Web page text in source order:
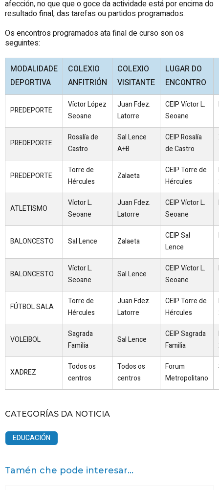
afección, no que que o goce da actividade está por encima do
resultado final, das tarefas ou partidos programados.
Os encontros programados ata final de curso son os
seguintes:
MODALIDADE
DEPORTIVA
COLEXIO
ANFITRIÓN
COLEXIO
VISITANTE
LUGAR DO
ENCONTRO
PREDEPORTE
Víctor López
Seoane
Juan Fdez.
Latorre
CEIP Víctor L.
Seoane
PREDEPORTE
Rosalía de
Castro
Sal Lence
A+B
CEIP Rosalía
de Castro
PREDEPORTE
Torre de
Hércules
Zalaeta
CEIP Torre de
Hércules
ATLETISMO
Víctor L.
Seoane
Juan Fdez.
Latorre
CEIP Víctor L.
Seoane
BALONCESTO Sal Lence Zalaeta
CEIP Sal
Lence
BALONCESTO
Víctor L.
Seoane
Sal Lence
CEIP Víctor L.
Seoane
FÚTBOL SALA
Torre de
Hércules
Juan Fdez.
Latorre
CEIP Torre de
Hércules
VOLEIBOL
Sagrada
Familia
Sal Lence
CEIP Sagrada
Familia
XADREZ
Todos os
centros
Todos os
centros
Forum
Metropolitano
CATEGORÍAS DA NOTICIA
EDUCACIÓN
Tamén che pode interesar...